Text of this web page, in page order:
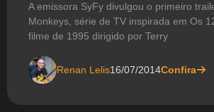
A emissora SyFy divulgou o primeiro
Monkeys, série de TV inspirada em Os
filme de 1995 dirigido por Terry
Renan Lelis16/07/2014Confira